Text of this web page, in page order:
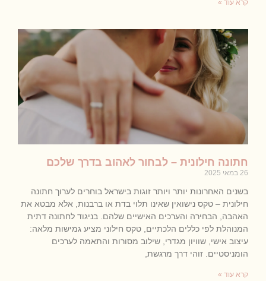
קרא עוד »
חתונה חילונית – לבחור לאהוב בדרך שלכם
26 במאי 2025
בשנים האחרונות יותר ויותר זוגות בישראל בוחרים לערוך חתונה
חילונית – טקס נישואין שאינו תלוי בדת או ברבנות, אלא מבטא את
האהבה, הבחירה והערכים האישיים שלהם. בניגוד לחתונה דתית
המנוהלת לפי כללים הלכתיים, טקס חילוני מציע גמישות מלאה:
עיצוב אישי, שוויון מגדרי, שילוב מסורות והתאמה לערכים
הומניסטיים. זוהי דרך מרגשת,
קרא עוד »